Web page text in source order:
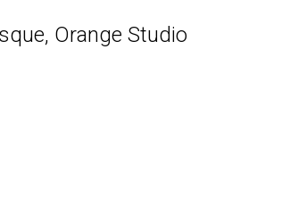
Orange Studio